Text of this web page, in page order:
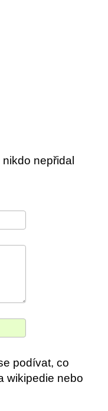
nikdo nepřidal
podívat, co
wikipedie nebo